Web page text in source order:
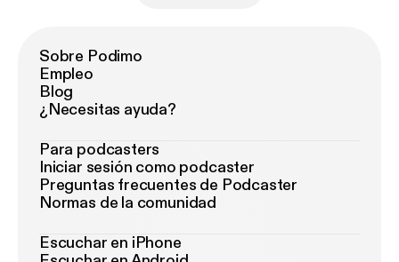
Sobre Podimo
Empleo
Blog
¿Necesitas ayuda?
Para podcasters
Iniciar sesión como podcaster
Preguntas frecuentes de Podcaster
Normas de la comunidad
Escuchar en iPhone